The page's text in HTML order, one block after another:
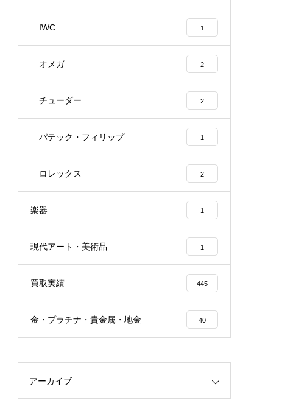
IWC 1
オメガ 2
チューダー 2
パテック・フィリップ 1
ロレックス 2
楽器 1
現代アート・美術品 1
買取実績 445
金・プラチナ・貴金属・地金 40
アーカイブ